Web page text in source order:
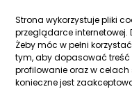
Strona wykorzystuje pliki
przeglądarce internetowej.
Żeby móc w pełni
tym, aby dopasować treść
profilowanie oraz w
konieczne jest